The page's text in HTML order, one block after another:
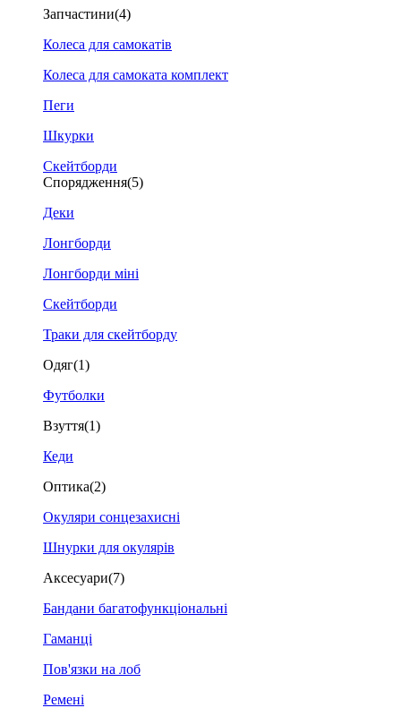
Запчастини(4)
Колеса для самокатів
Колеса для самоката комплект
Пеги
Шкурки
Скейтборди
Спорядження(5)
Деки
Лонгборди
Лонгборди міні
Скейтборди
Траки для скейтборду
Одяг(1)
Футболки
Взуття(1)
Кеди
Оптика(2)
Окуляри сонцезахисні
Шнурки для окулярів
Аксесуари(7)
Бандани багатофункціональні
Гаманці
Пов'язки на лоб
Ремені